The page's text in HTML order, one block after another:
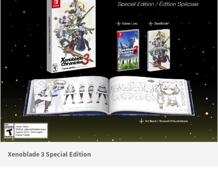
Xenoblade 3 Special Edition